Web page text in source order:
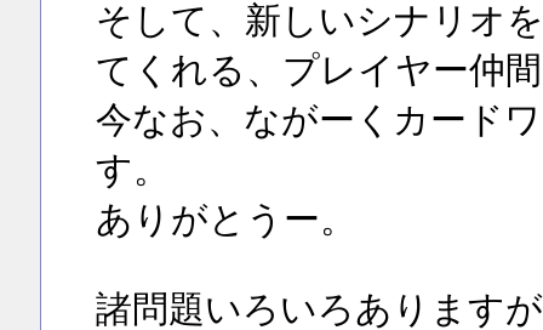
そして、新しいシナリオ
てくれる、プレイヤー仲
今なお、ながーくカード
す。
ありがとうー。
諸問題いろいろあります